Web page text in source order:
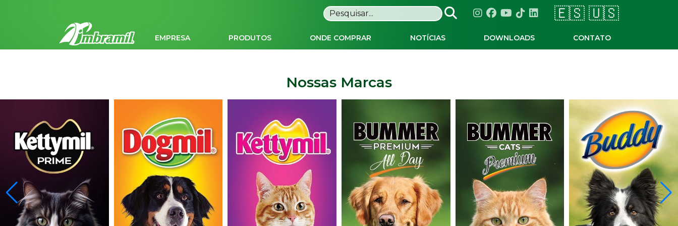
Nossas Marcas
Link para instagram
Link para facebook
Link para youtube
Link para tiktok
Link para linkedin
🇪🇸 🇺🇸
EMPRESA PRODUTOS ONDE COMPRAR NOTÍCIAS DOWNLOADS CONTATO